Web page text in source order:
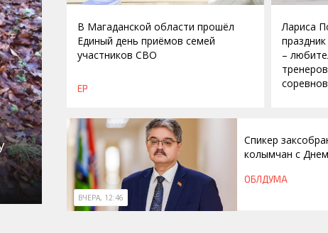
В Магаданской области прошёл
Единый день приёмов семей
участников СВО
ЕР
Лариса
–
ВЧЕРА, 12:46
Спикер
колымчан с
ОБЛДУМА